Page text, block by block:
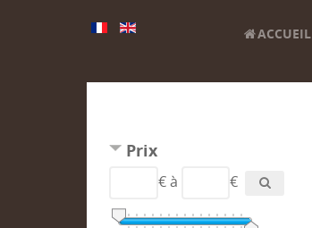
ACCUEIL
Prix
€ à €
Delion
lavoet
Louis Vuitton
MOYNAT